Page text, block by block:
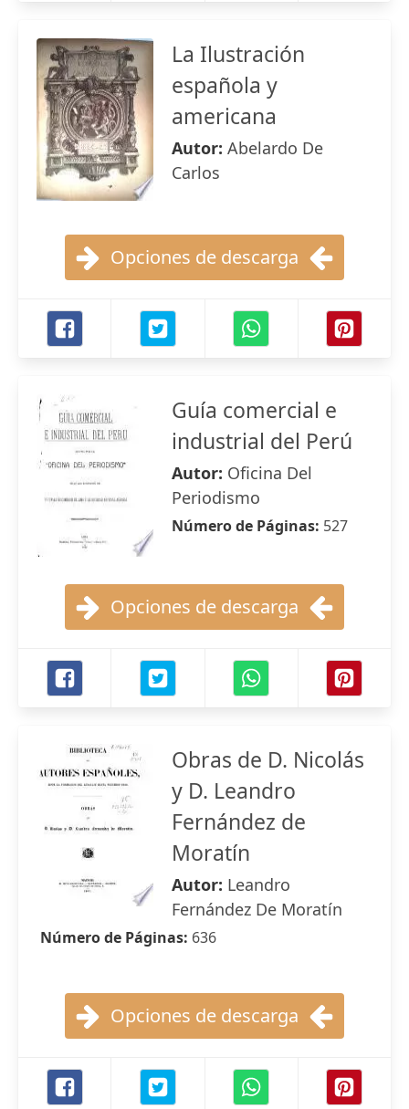
La Ilustración
española y
americana
Autor: Abelardo De
Carlos
Opciones de descarga
Guía comercial e
industrial del Perú
Autor: Oficina Del
Periodismo
Número de Páginas: 527
Opciones de descarga
Obras de D. Nicolás
y D. Leandro
Fernández de
Moratín
Autor: Leandro
Fernández De Moratín
Número de Páginas: 636
Opciones de descarga